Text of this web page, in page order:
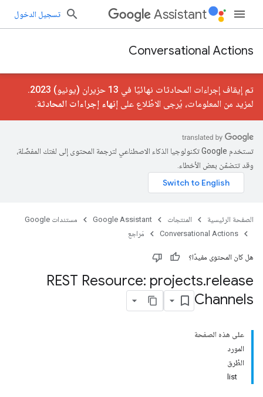
Assistant تسجيل الدخول
Conversational Actions
تم إيقاف إجراءات المحادثات نهائيًا في 13 حزيران (يونيو) 2023.
لمزيد من المعلومات، يُرجى الاطّلاع على إنهاء إجراءات المحادثة.
تستخدم Google تكنولوجيا الذكاء الاصطناعي لترجمة المحتوى إلى لغتك المفضّلة،
وقد تتضمّن بعض الأخطاء.
الصفحة الرئيسية المنتجات Google Assistant
مستندات Google
Conversational Actions
مَراجع
هل كان المحتوى مفيدًا؟
REST Resource: projects.release
Channels
على هذه الصفحة
المورد
الطُرق
list